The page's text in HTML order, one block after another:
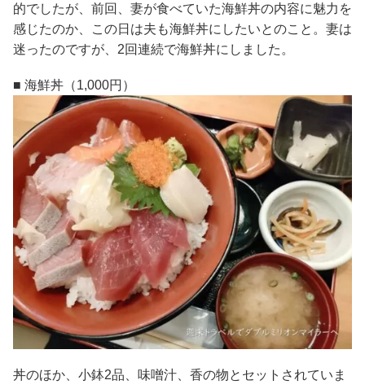
的でしたが、前回、妻が食べていた海鮮丼の内容に魅力を
感じたのか、この日は夫も海鮮丼にしたいとのこと。妻は
迷ったのですが、2回連続で海鮮丼にしました。
■ 海鮮丼（1,000円）
丼のほか、小鉢2品、味噌汁、香の物とセットされていま